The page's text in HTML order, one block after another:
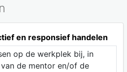
en responsief handelen
op de werkplek bij, in
de mentor en/of de